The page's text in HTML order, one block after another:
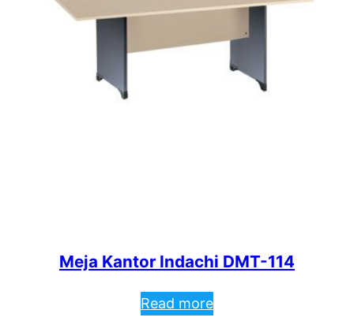
Meja Kantor Indachi DMT-114
Read more